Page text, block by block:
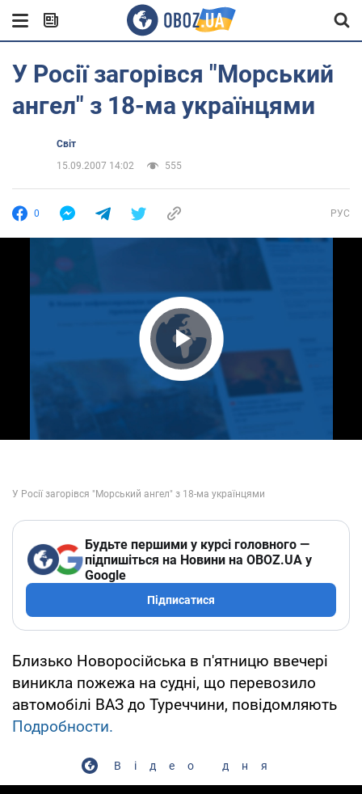
У Росії загорівся "Морський
ангел" з 18-ма українцями
Світ
15.09.2007 14:02
555
0 РУС
Play Video
Будьте першими у курсі головного —
підпишіться на Новини на OBOZ.UA у
Google
Підписатися
Близько Новоросійська в п'ятницю ввечері
виникла пожежа на судні, що перевозило
автомобілі ВАЗ до Туреччини, повідомляють
Подробности.
Відео дня